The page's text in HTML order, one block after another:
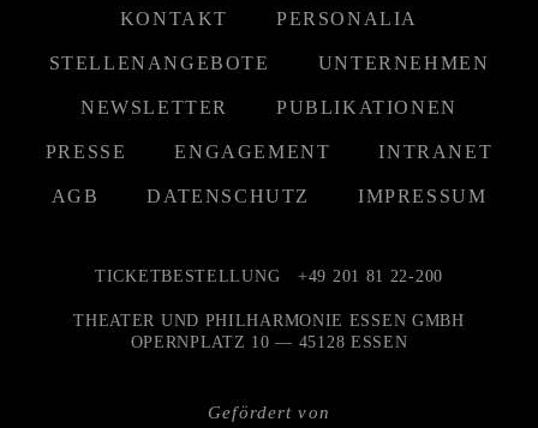
KONTAKT PERSONALIA
STELLENANGEBOTE UNTERNEHMEN
NEWSLETTER PUBLIKATIONEN
PRESSE ENGAGEMENT INTRANET
AGB DATENSCHUTZ IMPRESSUM
Gefördert von
TICKETBESTELLUNG +49 201 81 22-200
THEATER UND PHILHARMONIE ESSEN GMBH
OPERNPLATZ 10 — 45128 ESSEN